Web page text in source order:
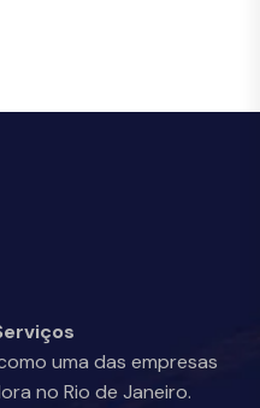
uma das empresas
no Rio de Janeiro.